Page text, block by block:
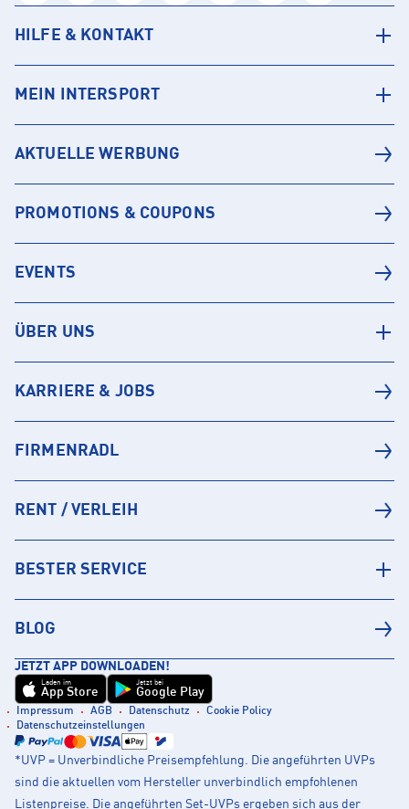
HILFE & KONTAKT
MEIN INTERSPORT
AKTUELLE WERBUNG
PROMOTIONS & COUPONS
EVENTS
ÜBER UNS
KARRIERE & JOBS
FIRMENRADL
RENT / VERLEIH
BESTER SERVICE
BLOG
JETZT APP DOWNLOADEN!
Laden im
App Store
Jetzt bei
Google Play
Impressum AGB Datenschutz
Cookie Policy
Datenschutzeinstellungen
*UVP = Unverbindliche Preisempfehlung. Die angeführten UVPs
sind die aktuellen vom Hersteller unverbindlich empfohlenen
Listenpreise. Die angeführten Set-UVPs ergeben sich aus der